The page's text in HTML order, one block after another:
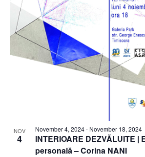
NOV
4
INTERIOARE DEZVĂLUITE |
personală – Corina NANI
November 4, 2024- November 18, 2024